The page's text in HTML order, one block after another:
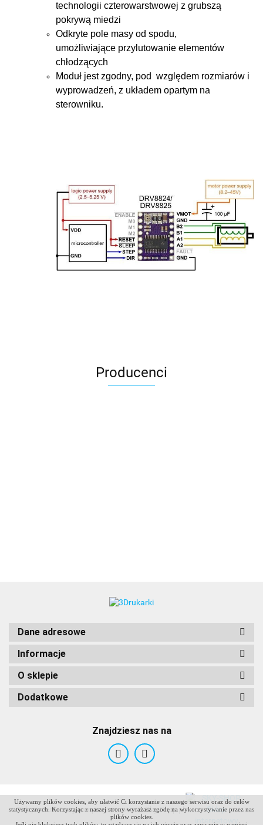
Używamy plików cookies, aby ułatwić Ci korzystanie z naszego serwisu oraz do celów
statystycznych. Korzystając z naszej strony wyrażasz zgodę na wykorzystywanie przez nas
plików cookies.
technologii czterowarstwowej z grubszą
pokrywą miedzi
Odkryte pole masy od spodu,
umożliwiające przylutowanie elementów
chłodzących
Moduł jest zgodny, pod względem rozmiarów i
wyprowadzeń, z układem opartym na
sterowniku.
Producenci
ANTCLABS
Dane adresowe
Informacje
O sklepie
Dodatkowe
Znajdziesz nas na
Sklep internetowy na oprogramowaniu Sky-Shop.pl